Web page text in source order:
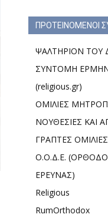
ΠΡΟΤΕΙΝΟΜΕΝΟΙ
ΨΑΛΤΗΡΙΟΝ ΤΟΥ
ΣΥΝΤΟΜΗ
(religious.gr)
ΟΜΙΛΙΕΣ
ΝΟΥΘΕΣΙΕΣ ΚΑΙ
ΓΡΑΠΤΕΣ
Ο.Ο.Δ.Ε.
ΕΡΕΥΝΑΣ)
Religious
RumOrthodox